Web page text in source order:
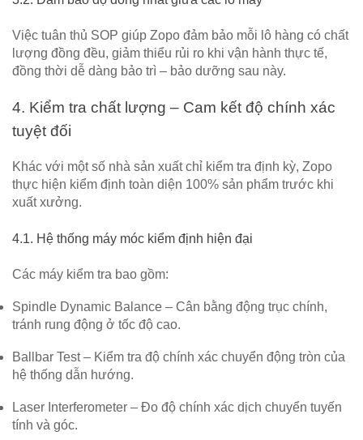
Việc tuân thủ SOP giúp Zopo đảm bảo mỗi lô hàng có chất
lượng đồng đều, giảm thiểu rủi ro khi vận hành thực tế,
đồng thời dễ dàng bảo trì – bảo dưỡng sau này.
4. Kiểm tra chất lượng – Cam kết độ chính xác
tuyệt đối
Khác với một số nhà sản xuất chỉ kiểm tra định kỳ, Zopo
thực hiện kiểm định toàn diện 100% sản phẩm trước khi
xuất xưởng.
4.1. Hệ thống máy móc kiểm định hiện đại
Các máy kiểm tra bao gồm:
Spindle Dynamic Balance – Cân bằng động trục chính,
tránh rung động ở tốc độ cao.
Ballbar Test– Kiểm tra độ chính xác chuyển động tròn của
hệ thống dẫn hướng.
Laser Interferometer – Đo độ chính xác dịch chuyển tuyến
tính và góc.